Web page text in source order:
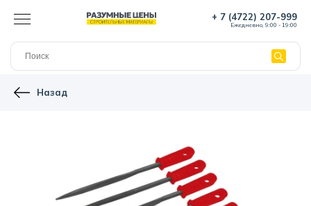
+ 7 (4722) 207-999
Ежедневно, 9:00 - 19:00
Назад